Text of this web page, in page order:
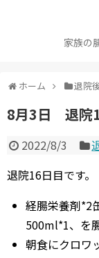
家族の
ホーム 退院
8月3日 退院
2022/8/3
退院16日目です。
経腸栄養剤*2
500ml*1、を
朝食にクロワ